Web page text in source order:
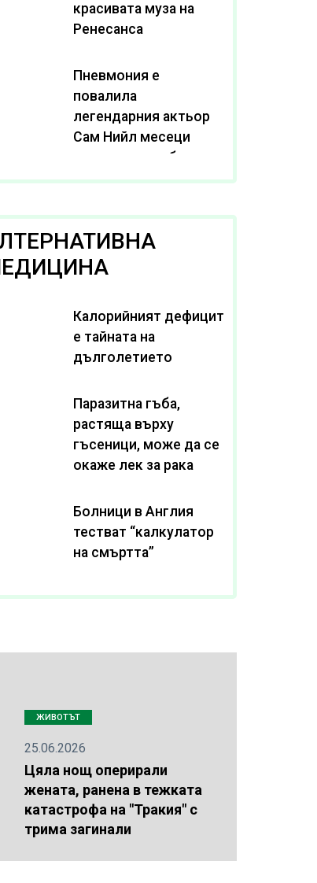
красивата муза на
Ренесанса
Пневмония е
повалила
легендарния актьор
Сам Нийл месеци
след като пребори
рака
Калорийният дефицит
е тайната на
дълголетието
Паразитна гъба,
растяща върху
гъсеници, може да се
окаже лек за рака
Болници в Англия
тестват “калкулатор
на смъртта”
ЖИВОТЪТ
25.06.2026
Цяла нощ оперирали
жената, ранена в тежката
катастрофа на "Тракия" с
трима загинали